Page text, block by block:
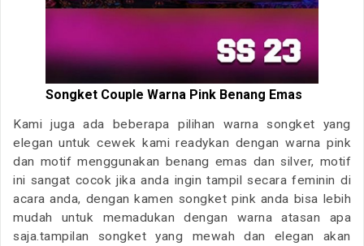
Songket Couple Warna Pink Benang Emas
Kami juga ada beberapa pilihan warna songket yang
elegan untuk cewek kami readykan dengan warna pink
dan motif menggunakan benang emas dan silver, motif
ini sangat cocok jika anda ingin tampil secara feminin di
acara anda, dengan kamen songket pink anda bisa lebih
mudah untuk memadukan dengan warna atasan apa
saja.tampilan songket yang mewah dan elegan akan